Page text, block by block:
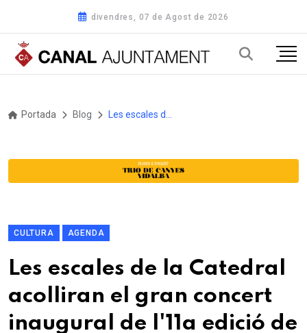
divendres, 07 de Agost de 2026
Portada Blog
CULTURA AGENDA
Les escales de la Catedral
acolliran el gran concert
inaugural de l'11a edició de